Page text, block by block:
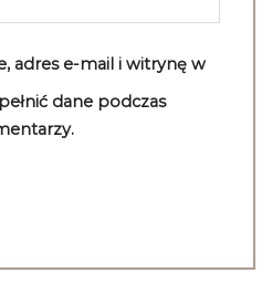
adres e-mail i witrynę w
dane podczas